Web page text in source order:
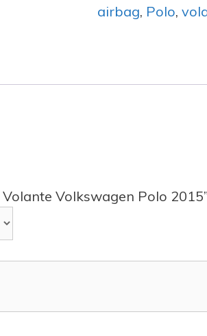
airbag, Polo,
Volkswagen Polo 2015”